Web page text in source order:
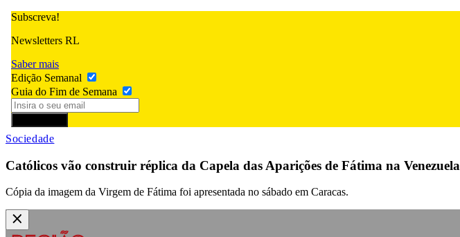
Subscreva!
Newsletters RL
Saber mais
Edição Semanal
Guia do Fim de Semana
Sociedade
Católicos vão construir réplica da Capela das Aparições de Fátima na Venezuela
Cópia da imagem da Virgem de Fátima foi apresentada no sábado em Caracas.